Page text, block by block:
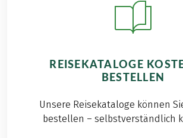
REISEKATALOGE
BESTELLEN
Unsere Reisekataloge können
bestellen – selbstverständlich